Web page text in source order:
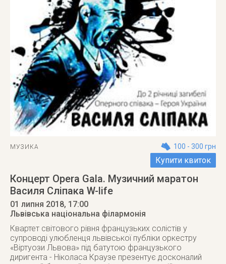
МУЗИКА 100 - 300 грн
Купити квиток
Концерт Opera Gala. Музичний маратон
Василя Сліпака W-life
01 липня 2018, 17:00
Львівська національна філармонія
Квартет світового рівня французьких солістів у
супроводі улюбленця львівської публіки оркестру
«Віртуози Львова» під батутою французького
диригента - Ніколаса Краузе презентує досконалий